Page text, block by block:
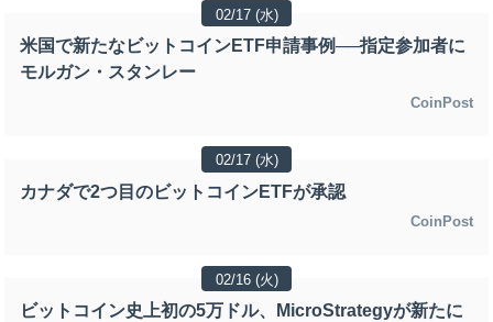
02/17 (水)
米国で新たなビットコインETF申請事例──指定参加者に
モルガン・スタンレー
CoinPost
02/17 (水)
カナダで2つ目のビットコインETFが承認
CoinPost
02/16 (火)
ビットコイン史上初の5万ドル、MicroStrategyが新たに